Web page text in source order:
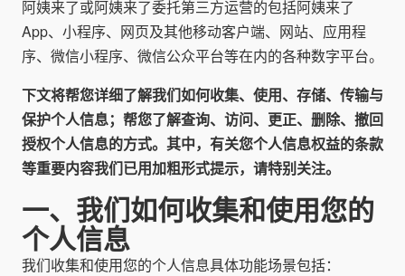
阿姨来了或阿姨来了委托第三方运营的包括阿姨来了
App、小程序、网页及其他移动客户端、网站、应用程
序、微信小程序、微信公众平台等在内的各种数字平台。
下文将帮您详细了解我们如何收集、使用、存储、传输与
保护个人信息；帮您了解查询、访问、更正、删除、撤回
授权个人信息的方式。其中，有关您个人信息权益的条款
等重要内容我们已用加粗形式提示，请特别关注。
一、我们如何收集和使用您的
个人信息
我们收集和使用您的个人信息具体功能场景包括：